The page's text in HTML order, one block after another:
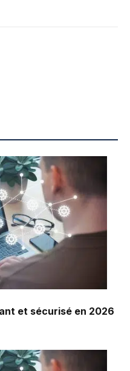
et sécurisé en 2026